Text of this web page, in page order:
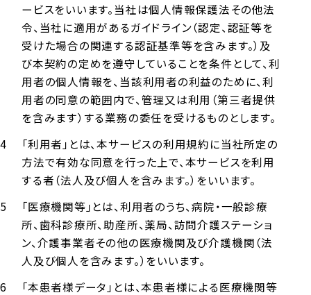
ービスをいいます。当社は個人情報保護法その他法
令、当社に適用があるガイドライン（認定、認証等を
受けた場合の関連する認証基準等を含みます。）及
び本契約の定めを遵守していることを条件として、利
用者の個人情報を、当該利用者の利益のために、利
用者の同意の範囲内で、管理又は利用（第三者提供
を含みます）する業務の委任を受けるものとします。
「利用者」とは、本サービスの利用規約に当社所定の
方法で有効な同意を行った上で、本サービスを利用
する者（法人及び個人を含みます。）をいいます。
「医療機関等」とは、利用者のうち、病院・一般診療
所、歯科診療所、助産所、薬局、訪問介護ステーショ
ン、介護事業者その他の医療機関及び介護機関（法
人及び個人を含みます。）をいいます。
「本患者様データ」とは、本患者様による医療機関等